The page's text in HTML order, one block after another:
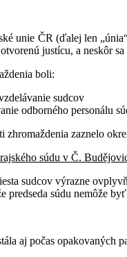
unie ČR (ďalej len
justícu, a neskôr
boli:
sudcov
odborného personálu
zaznelo
súdu v Č.
sudcov výrazne
predseda súdu nemôže
aj počas